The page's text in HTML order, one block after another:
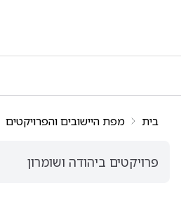
בית מפת היישובים והפרויקטים
פרויקטים ביהודה ושומרון